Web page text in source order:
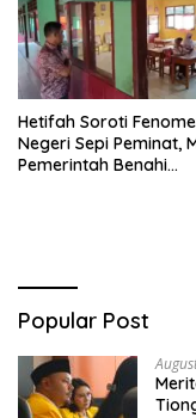
Hetifah Soroti
Negeri Sepi Peminat,
Pemerintah Benahi
Popular Post